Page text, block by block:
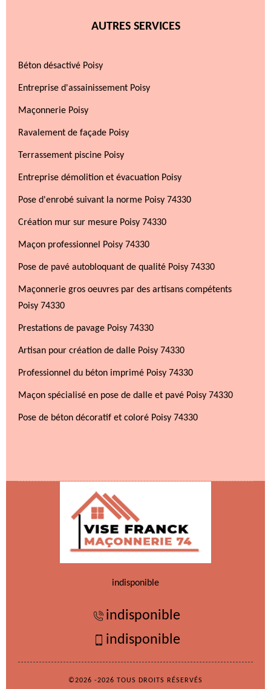
AUTRES SERVICES
Béton désactivé Poisy
Entreprise d'assainissement Poisy
Maçonnerie Poisy
Ravalement de façade Poisy
Terrassement piscine Poisy
Entreprise démolition et évacuation Poisy
Pose d'enrobé suivant la norme Poisy 74330
Création mur sur mesure Poisy 74330
Maçon professionnel Poisy 74330
Pose de pavé autobloquant de qualité Poisy 74330
Maçonnerie gros oeuvres par des artisans compétents
Poisy 74330
Prestations de pavage Poisy 74330
Artisan pour création de dalle Poisy 74330
Professionnel du béton imprimé Poisy 74330
Maçon spécialisé en pose de dalle et pavé Poisy 74330
Pose de béton décoratif et coloré Poisy 74330
indisponible
indisponible
indisponible
©2026 -2026 TOUS DROITS RÉSERVÉS